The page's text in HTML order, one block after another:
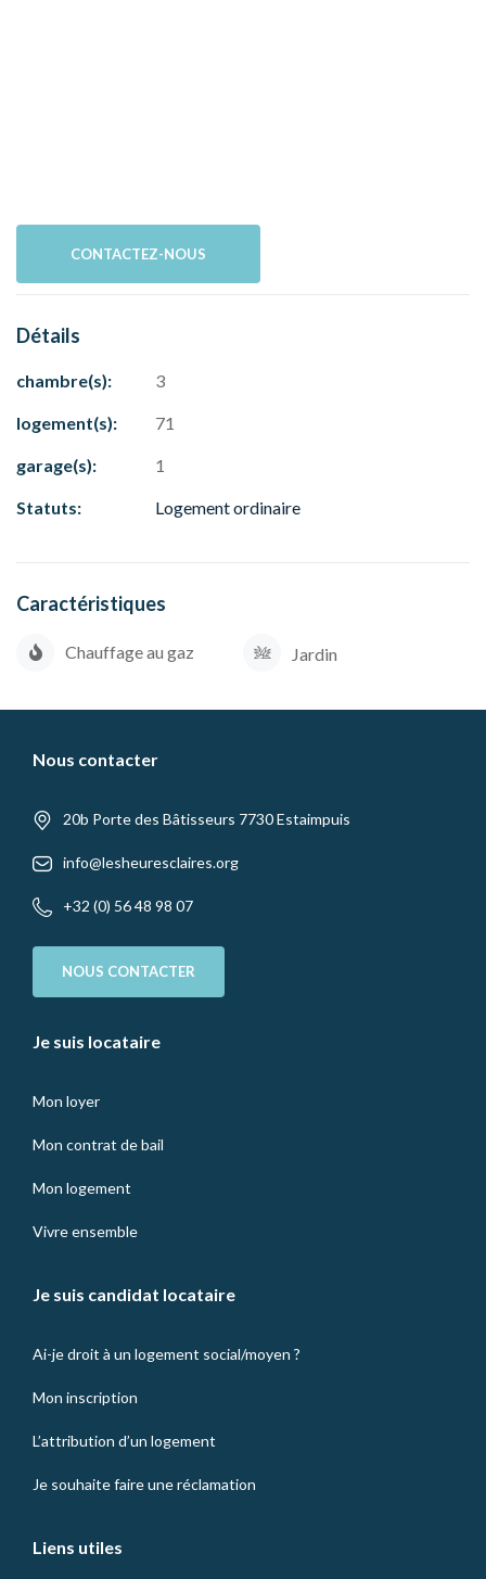
CONTACTEZ-NOUS
Détails
chambre(s): 3
logement(s): 71
garage(s): 1
Statuts: Logement ordinaire
Caractéristiques
Chauffage au gaz Jardin
Nous contacter
20b Porte des Bâtisseurs 7730 Estaimpuis
info@lesheuresclaires.org
+32 (0) 56 48 98 07
NOUS CONTACTER
Je suis locataire
Mon loyer
Mon contrat de bail
Mon logement
Vivre ensemble
Je suis candidat locataire
Ai-je droit à un logement social/moyen ?
Mon inscription
L’attribution d’un logement
Je souhaite faire une réclamation
Liens utiles